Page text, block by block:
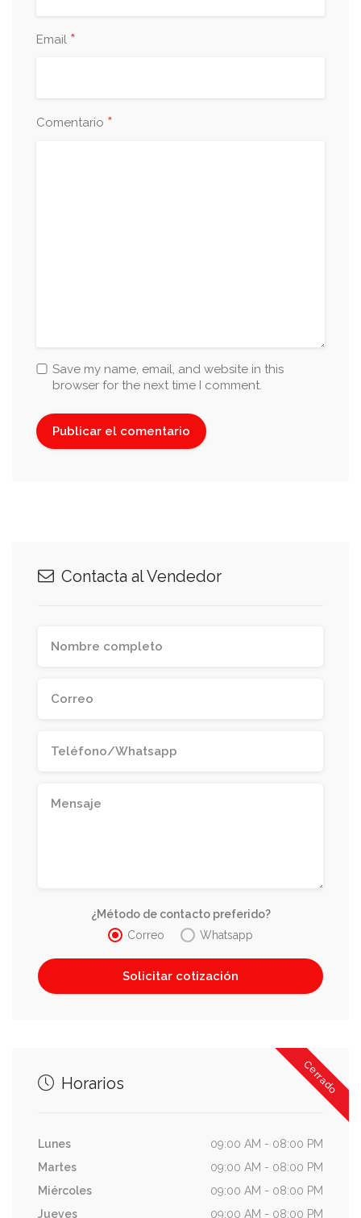
Email *
Comentario *
Save my name, email, and website in this
browser for the next time I comment.
Contacta al Vendedor
¿Método de contacto preferido?
Correo
Whatsapp
Cerrado
Horarios
Lunes
09:00 AM - 08:00 PM
Martes
09:00 AM - 08:00 PM
Miércoles
09:00 AM - 08:00 PM
Jueves
09:00 AM - 08:00 PM